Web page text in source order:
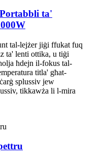
ta'
tal-lejżer jiġi ffukat fuq
ta' lenti ottika, u tiġi
ħdejn il-fokus tal-
titla' għat-
splussiv jew
tikkawża li l-mira